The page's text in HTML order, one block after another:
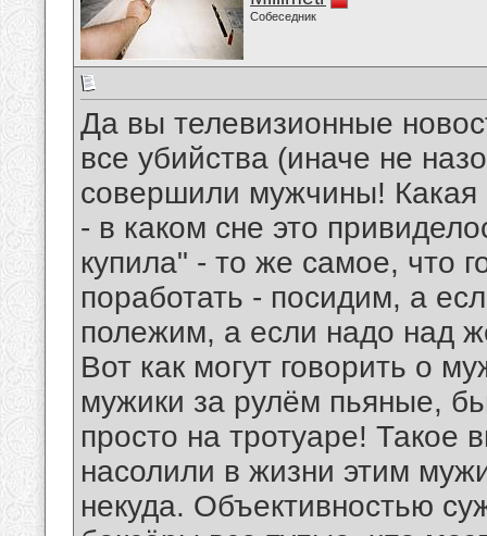
Собеседник
Да вы телевизионные
все убийства (иначе не
совершили мужчины! Какая
- в каком сне это
купила" - то же самое, что
поработать - посидим, а
полежим, а если надо над
Вот как могут говорить о
мужики за рулём пьяные,
просто на тротуаре! Такое
насолили в жизни этим
некуда. Объективностью